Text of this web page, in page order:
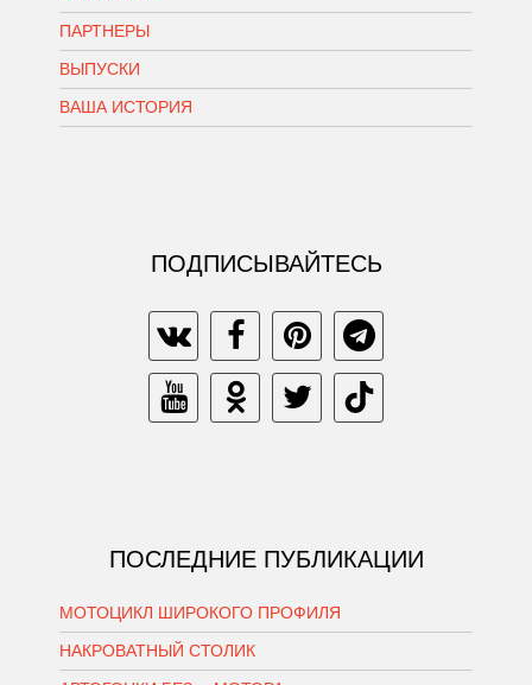
ПАРТНЕРЫ
ВЫПУСКИ
ВАША ИСТОРИЯ
ПОДПИСЫВАЙТЕСЬ
ПОСЛЕДНИЕ ПУБЛИКАЦИИ
МОТОЦИКЛ ШИРОКОГО ПРОФИЛЯ
НАКРОВАТНЫЙ СТОЛИК